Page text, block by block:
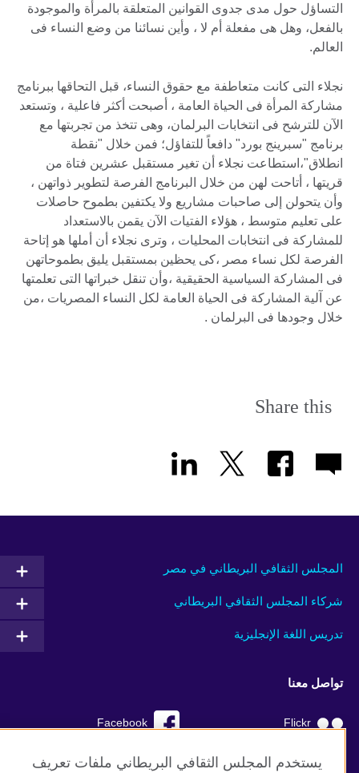
التساؤل حول مدى جدوى القوانين المتعلقة بالمرأة والموجودة
بالفعل، وهل هى مفعلة أم لا ، وأين نسائنا من وضع النساء فى
العالم.
نجلاء التى كانت متعاطفة مع حقوق النساء، قبل التحاقها ببرنامج
مشاركة المرأة فى الحياة العامة ، أصبحت أكثر فاعلية ، وتستعد
الآن للترشح فى انتخابات البرلمان، وهى تتخذ من تجربتها مع
برنامج "سبرينج بورد" دافعاً للتفاؤل؛ فمن خلال "نقطة
انطلاق"،استطاعت نجلاء أن تغير مستقبل عشرين فتاة من
قريتها ، أتاحت لهن من خلال البرنامج الفرصة لتطوير ذواتهن ،
وأن يتحولن إلى صاحبات مشاريع ولا يكتفين بطموح حاصلات
على تعليم متوسط ، هؤلاء الفتيات الآن يقمن بالاستعداد
للمشاركة فى انتخابات المحليات ، وترى نجلاء أن أملها هو إتاحة
الفرصة لكل نساء مصر ،كى يحظين بمستقبل يليق بطموحاتهن
فى المشاركة السياسية الحقيقية ،وأن تنقل خبراتها التى تعلمتها
عن آلية المشاركة فى الحياة العامة لكل النساء المصريات ،من
خلال وجودها فى البرلمان .
Share this
المجلس الثقافي البريطاني في مصر
شركاء المجلس الثقافي البريطاني
تدريس اللغة الإنجليزية
تواصل معنا
Facebook Flickr
YouTube RSS
يستخدم المجلس الثقافي البريطاني ملفات تعريف